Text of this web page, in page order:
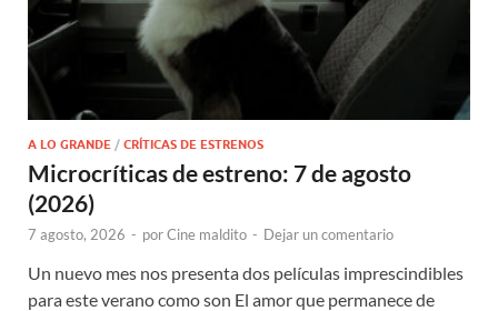
A LO GRANDE / CRÍTICAS DE ESTRENOS
Microcríticas de estreno: 7 de agosto
(2026)
7 agosto, 2026 - porCine maldito - Dejar un comentario
Un nuevo mes nos presenta dos películas imprescindibles
para este verano como son El amor que permanece de